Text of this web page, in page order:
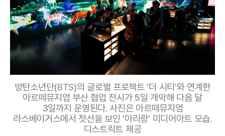
방탄소년단(BTS)의 글로벌 프로젝트 '더 시티'와 연계한
아르떼뮤지엄 부산 협업 전시가 5일 개막해 다음 달
3일까지 운영된다. 사진은 아르떼뮤지엄
라스베이거스에서 첫선을 보인 '아리랑' 미디어아트 모습.
디스트릭트 제공